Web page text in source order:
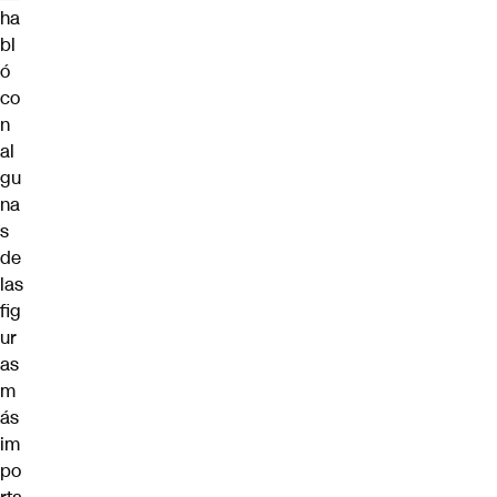
ha
bl
ó
co
n
al
gu
na
s
de
las
fig
ur
as
m
ás
im
po